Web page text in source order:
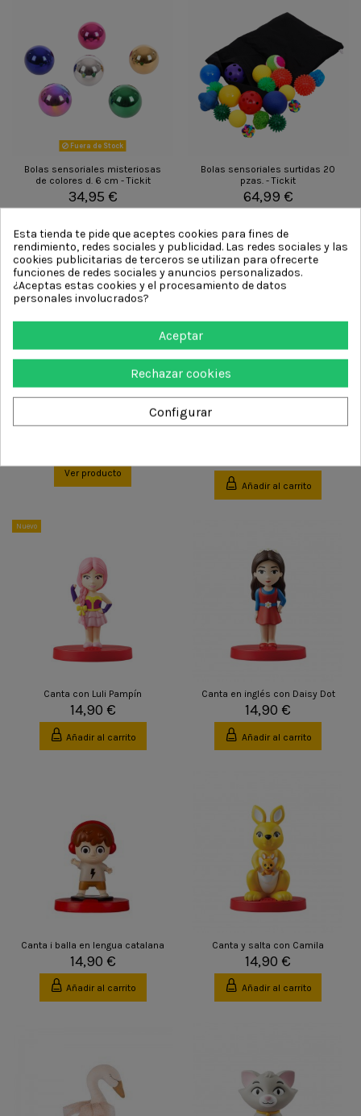
Fuera de Stock
Bolas sensoriales misteriosas
de colores d. 6 cm - Tickit
34,95 €
Bolas sensoriales surtidas 20
pzas. - Tickit
64,99 €
Ver producto
Añadir al carrito
Nuevo
Canta con Luli Pampín
14,90 €
Añadir al carrito
Canta en inglés con Daisy Dot
14,90 €
Añadir al carrito
Canta i balla en lengua catalana
14,90 €
Añadir al carrito
Canta y salta con Camila
14,90 €
Añadir al carrito
Esta tienda te pide que aceptes cookies para fines de
rendimiento, redes sociales y publicidad. Las redes sociales y las
cookies publicitarias de terceros se utilizan para ofrecerte
funciones de redes sociales y anuncios personalizados.
¿Aceptas estas cookies y el procesamiento de datos
personales involucrados?
Aceptar
Rechazar cookies
Configurar